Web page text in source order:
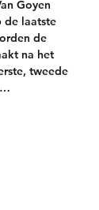
Goyen
de laatste
de
na het
tweede